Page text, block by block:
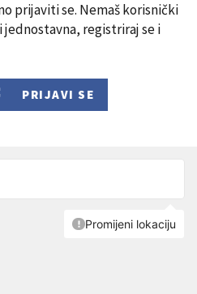
prijaviti se. Nemaš korisnički
jednostavna, registriraj se i
PRIJAVI SE